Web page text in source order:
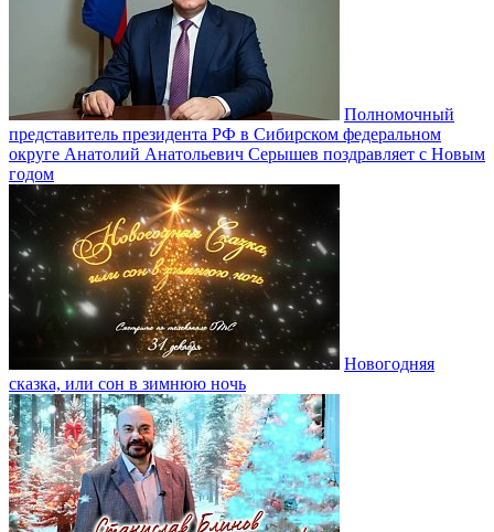
Полномочный
представитель президента РФ в Сибирском федеральном
округе Анатолий Анатольевич Серышев поздравляет с Новым
годом
Новогодняя
сказка, или сон в зимнюю ночь